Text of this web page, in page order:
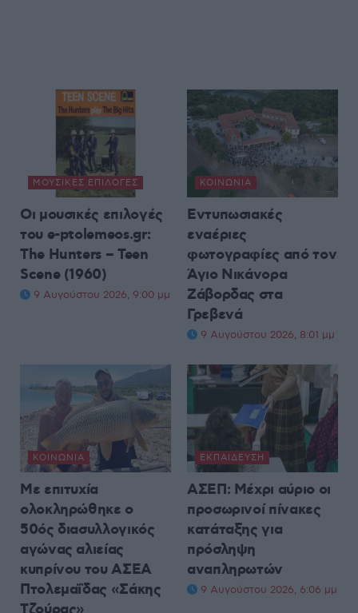
ΜΟΥΣΙΚΈΣ ΕΠΙΛΟΓΈΣ
Οι μουσικές επιλογές
του e-ptolemeos.gr:
The Hunters – Teen
Scene (1960)
9 Αυγούστου 2026, 9:00 μμ
ΚΟΙΝΩΝΊΑ
Εντυπωσιακές
εναέριες
φωτογραφίες από τον
Άγιο Νικάνορα
Ζάβορδας στα
Γρεβενά
9 Αυγούστου 2026, 8:01 μμ
ΚΟΙΝΩΝΊΑ
Με επιτυχία
ολοκληρώθηκε ο
50ός διασυλλογικός
αγώνας αλιείας
κυπρίνου του ΑΣΕΑ
Πτολεμαΐδας «Σάκης
ΕΚΠΑΊΔΕΥΣΗ
ΑΣΕΠ: Μέχρι αύριο οι
προσωρινοί πίνακες
κατάταξης για
πρόσληψη
αναπληρωτών
9 Αυγούστου 2026, 6:06 μμ